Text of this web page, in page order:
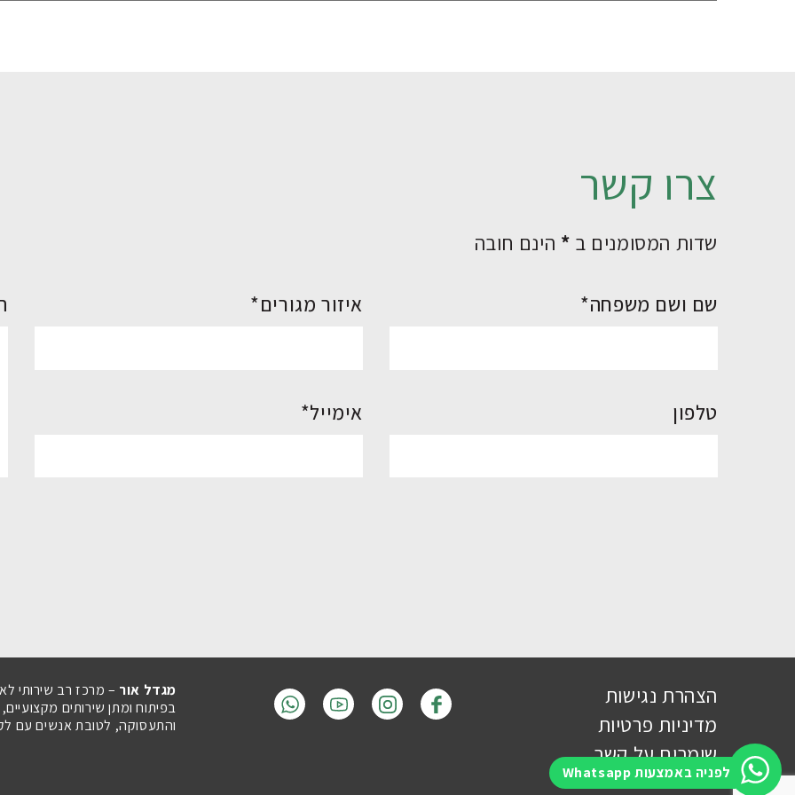
לפניה באמצעות Whatsapp
צרו קשר
שדות המסומנים ב * הינם חובה
שם ושם משפחה*
טלפון
איזור מגורים*
אימייל*
הצהרת נגישות
מדיניות פרטיות
שומרים על קשר
מגדל אור – מרכז רב שירותי
בפיתוח ומתן שירותים
והתעסוקה, לטובת אנשים עם